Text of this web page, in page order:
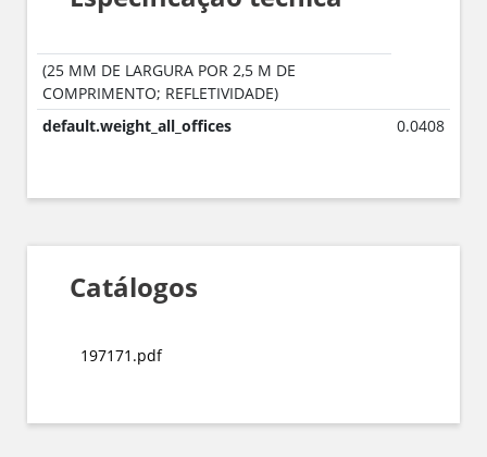
(25 MM DE LARGURA POR 2,5 M DE
COMPRIMENTO; REFLETIVIDADE)
default.weight_all_offices
0.0408
Catálogos
197171.pdf